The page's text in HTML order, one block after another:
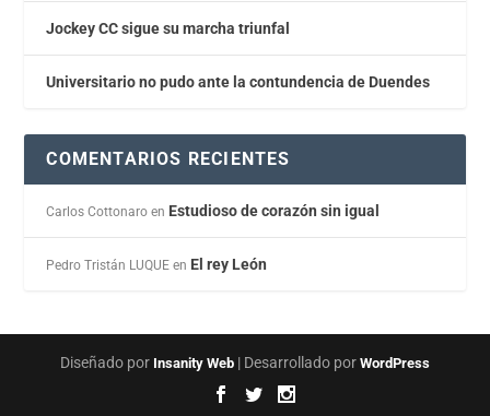
Jockey CC sigue su marcha triunfal
Universitario no pudo ante la contundencia de Duendes
COMENTARIOS RECIENTES
Carlos Cottonaro en Estudioso de corazón sin igual
Pedro Tristán LUQUE en El rey León
Diseñado por Insanity Web | Desarrollado por WordPress